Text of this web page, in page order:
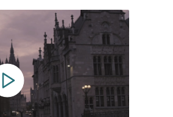
gezongen door
Melissant